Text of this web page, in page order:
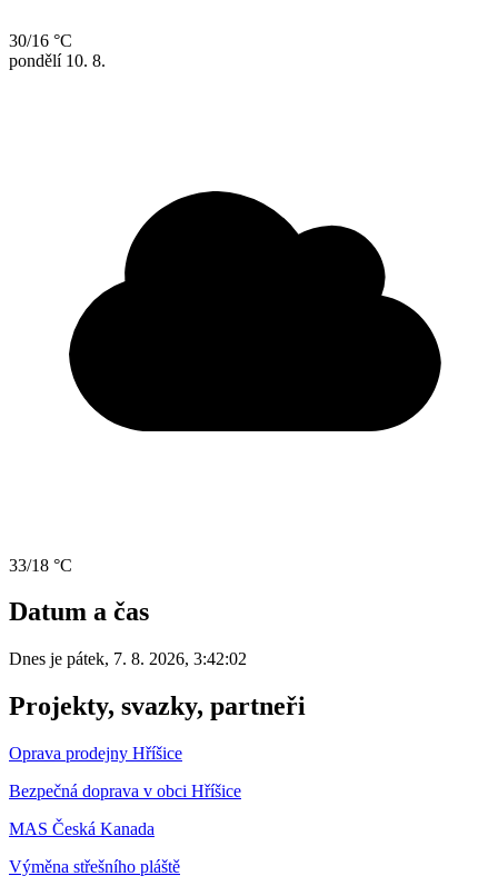
30/16 °C
pondělí 10. 8.
33/18 °C
Datum a čas
Dnes je pátek, 7. 8. 2026, 3:42:02
Projekty, svazky, partneři
Oprava prodejny Hříšice
Bezpečná doprava v obci Hříšice
MAS Česká Kanada
Výměna střešního pláště